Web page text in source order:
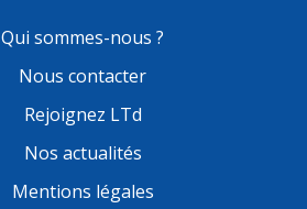
Qui sommes-nous ?
Nous contacter
Rejoignez LTd
Nos actualités
Mentions légales